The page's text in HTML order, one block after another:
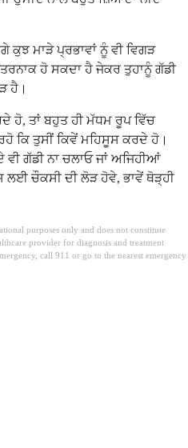
ਮਾੜੇ ਪ੍ਰਭਾਵਾਂ ਨੂੰ ਵੀ ਵਿਗੜ
ਹੋ ਸਕਦਾ ਹੈ ਜੇਕਰ ਤੁਹਾਨੂੰ ਗੱਡੀ
ਹੈ।
ਹੋ, ਤਾਂ ਬਹੁਤ ਹੀ ਮੱਧਮ ਰੂਪ ਵਿੱਚ
ਕਿ ਤੁਸੀਂ ਕਿਵੇਂ ਮਹਿਸੂਸ ਕਰਦੇ ਹੋ।
ਗੱਡੀ ਨਾ ਚਲਾਓ ਜਾਂ ਅਜਿਹੀਆਂ
ਲਈ ਚੌਕਸੀ ਦੀ ਲੋੜ ਹੋਵੇ, ਭਾਵੇਂ ਥੋੜ੍ਹੀ
purposes only and does not constitute
provider for diagnosis and treatment
call 911 or go to the nearest emergency